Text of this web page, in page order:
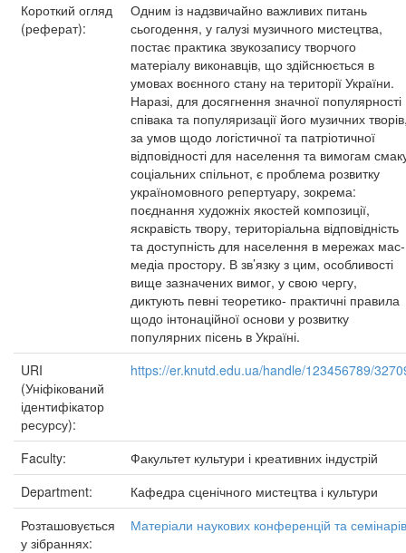
Короткий огляд
(реферат):
Одним із надзвичайно важливих питань
сьогодення, у галузі музичного мистецтва,
постає практика звукозапису творчого
матеріалу виконавців, що здійснюється в
умовах воєнного стану на території України.
Наразі, для досягнення значної популярності
співака та популяризації його музичних
за умов щодо логістичної та патріотичної
відповідності для населення та вимогам
соціальних спільнот, є проблема розвитку
україномовного репертуару, зокрема:
поєднання художніх якостей композиції,
яскравість твору, територіальна відповідність
та доступність для населення в мережах мас-
медіа простору. В зв’язку з цим, особливості
вище зазначених вимог, у свою чергу,
диктують певні теоретико- практичні правила
щодо інтонаційної основи у розвитку
популярних пісень в Україні.
URI
(Уніфікований
ідентифікатор
ресурсу):
https://er.knutd.edu.ua/handle/123456789/
Faculty:
Факультет культури і креативних індустрій
Department:
Кафедра сценічного мистецтва і культури
Розташовується
у зібраннях:
Матеріали наукових конференцій та семінарів